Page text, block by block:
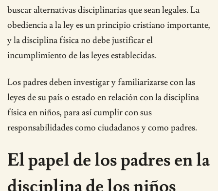
buscar alternativas disciplinarias que sean legales. La
obediencia a la ley es un principio cristiano importante,
y la disciplina física no debe justificar el
incumplimiento de las leyes establecidas.
Los padres deben investigar y familiarizarse con las
leyes de su país o estado en relación con la disciplina
física en niños, para así cumplir con sus
responsabilidades como ciudadanos y como padres.
El papel de los padres en la